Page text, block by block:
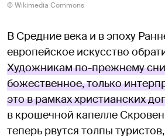
© Wikimedia Commons
В Средние века и в эпоху
европейское искусство
Художникам по-прежнему
божественное, только
это в рамках христианских
в крошечной капелле
теперь рвутся толпы